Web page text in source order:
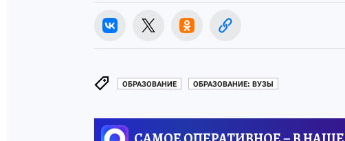
ОБРАЗОВАНИЕ ОБРАЗОВАНИЕ: ВУЗЫ